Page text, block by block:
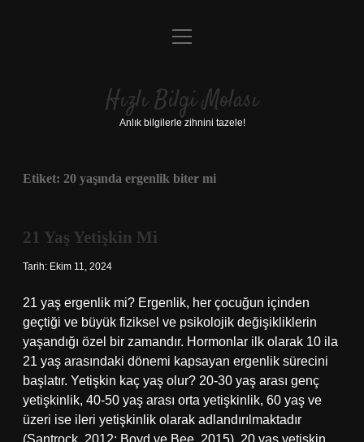
Anasayfa
Yasal Uyarı
menüyü
Hızlı Bilgi Molası
Anlık bilgilerle zihnini tazele!
Etiket: 20 yaşında ergenlik biter mi
21 Yaş Yetişkin Mi
Tarih: Ekim 11, 2024
21 yaş ergenlik mi? Ergenlik, her çocuğun içinden
geçtiği ve büyük fiziksel ve psikolojik değişikliklerin
yaşandığı özel bir zamandır. Hormonlar ilk olarak 10 ila
21 yaş arasındaki dönemi kapsayan ergenlik sürecini
başlatır. Yetişkin kaç yaş olur? 20-30 yaş arası genç
yetişkinlik, 40-50 yaş arası orta yetişkinlik, 60 yaş ve
üzeri ise ileri yetişkinlik olarak adlandırılmaktadır
(Santrock, 2012; Boyd ve Bee, 2015). 20 yaş yetişkin